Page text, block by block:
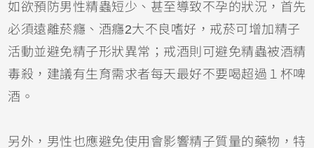
如欲預防男性精蟲短少、甚至導致不孕的狀況，首先
必須遠離菸癮、酒癮2大不良嗜好，戒菸可增加精子
活動並避免精子形狀異常；戒酒則可避免精蟲被酒精
毒殺，建議有生育需求者每天最好不要喝超過１杯啤
酒。
另外，男性也應避免使用會影響精子質量的藥物，特